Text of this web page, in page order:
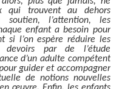
qui trouvent au dehors
soutien, l’attention, les
enfant a besoin pour
si l’on espère réduire les
devoirs par de l’étude
d’un adulte compétent
guider et accompagner
de notions nouvelles